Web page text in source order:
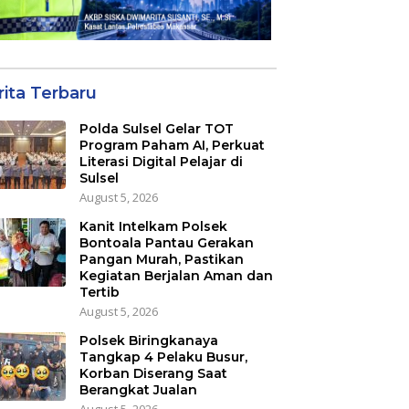
Terbaru
Polda Sulsel Gelar TOT
Program Paham AI, Perkuat
Literasi Digital Pelajar di
Sulsel
August 5, 2026
Kanit Intelkam Polsek
Bontoala Pantau Gerakan
Pangan Murah, Pastikan
Kegiatan Berjalan Aman dan
Tertib
August 5, 2026
Polsek Biringkanaya
Tangkap 4 Pelaku Busur,
Korban Diserang Saat
Berangkat Jualan